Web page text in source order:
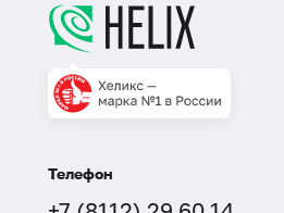
Телефон